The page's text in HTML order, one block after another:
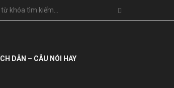
DẪN – CÂU NÓI HAY